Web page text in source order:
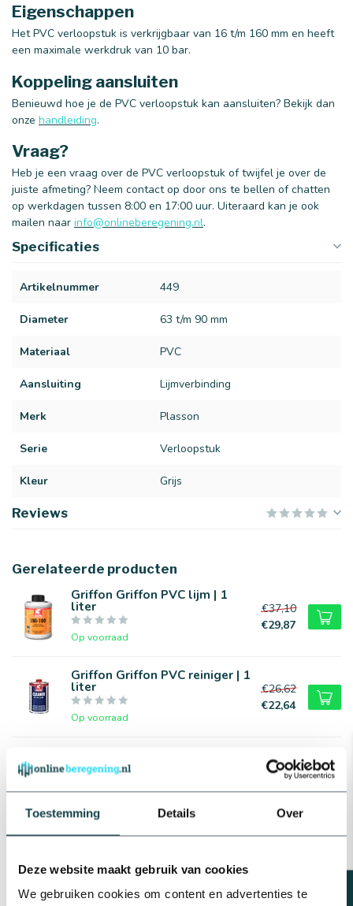
Toestemming Details Over
Deze website maakt gebruik van cookies
We gebruiken cookies om content en advertenties te
Eigenschappen
Het PVC verloopstuk is verkrijgbaar van 16 t/m 160 mm en heeft
een maximale werkdruk van 10 bar.
Koppeling aansluiten
Benieuwd hoe je de PVC verloopstuk kan aansluiten? Bekijk dan
onze handleiding.
Vraag?
Heb je een vraag over de PVC verloopstuk of twijfel je over de
juiste afmeting? Neem contact op door ons te bellen of chatten
op werkdagen tussen 8:00 en 17:00 uur. Uiteraard kan je ook
mailen naar info@onlineberegening.nl.
Specificaties
Artikelnummer 449
Diameter 63 t/m 90 mm
Materiaal PVC
Aansluiting Lijmverbinding
Merk Plasson
Serie Verloopstuk
Kleur Grijs
Reviews
Gerelateerde producten
Griffon Griffon PVC lijm | 1
liter
Op voorraad
€37,10
€29,87
Griffon Griffon PVC reiniger | 1
liter
Op voorraad
€26,62
€22,64
mm
€6,92
Plasson PVC sok | 75 t/m 160
Op voorraad